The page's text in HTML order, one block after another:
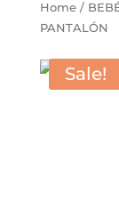
Home/
PANTALÓN
Sale!